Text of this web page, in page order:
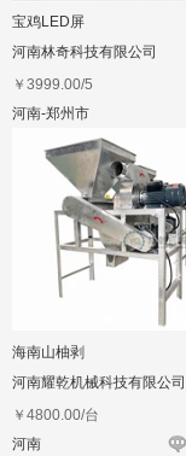
宝鸡LED屏
河南林奇科技有限公司
￥ 3999.00/5
河南-郑州市
海南山柚剥
河南耀乾机械科技有限公司
￥ 4800.00/台
河南